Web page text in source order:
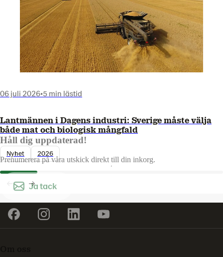
06 juli 2026•5 min lästid
Lantmännen i Dagens industri: Sverige måste välja
både mat och biologisk mångfald
Nyhet 2026
Håll dig uppdaterad!
Prenumerera på våra utskick direkt till din inkorg.
Ja tack